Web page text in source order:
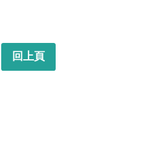
回上頁